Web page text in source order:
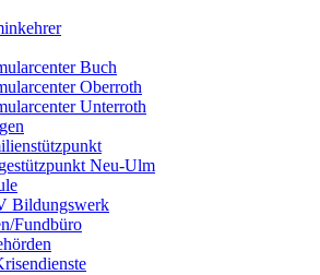
Buch
Oberroth
Unterroth
Neu-Ulm
Bildungswerk
Fundbüro